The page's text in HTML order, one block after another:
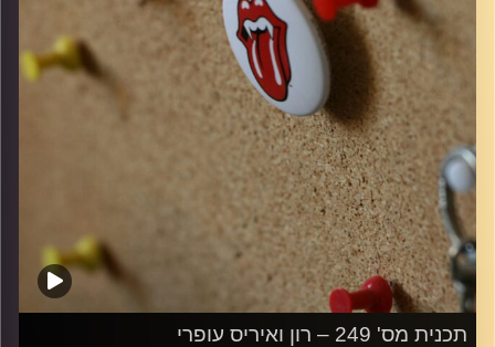
תכנית מס' 249 – רון ואיריס עופרי